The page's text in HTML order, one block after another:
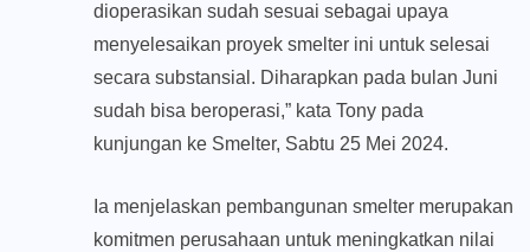
dioperasikan sudah sesuai sebagai upaya
menyelesaikan proyek smelter ini untuk selesai
secara substansial. Diharapkan pada bulan Juni
sudah bisa beroperasi,” kata Tony pada
kunjungan ke Smelter, Sabtu 25 Mei 2024.
Ia menjelaskan pembangunan smelter merupakan
komitmen perusahaan untuk meningkatkan nilai